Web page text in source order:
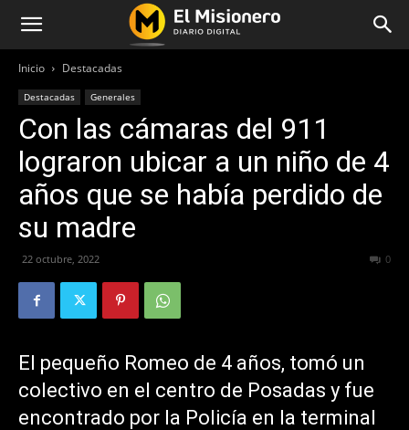
Inicio Destacadas
Destacadas Generales
Con las cámaras del 911
lograron ubicar a un niño de 4
años que se había perdido de
su madre
22 octubre, 2022 0
El pequeño Romeo de 4 años, tomó un
colectivo en el centro de Posadas y fue
encontrado por la Policía en la terminal